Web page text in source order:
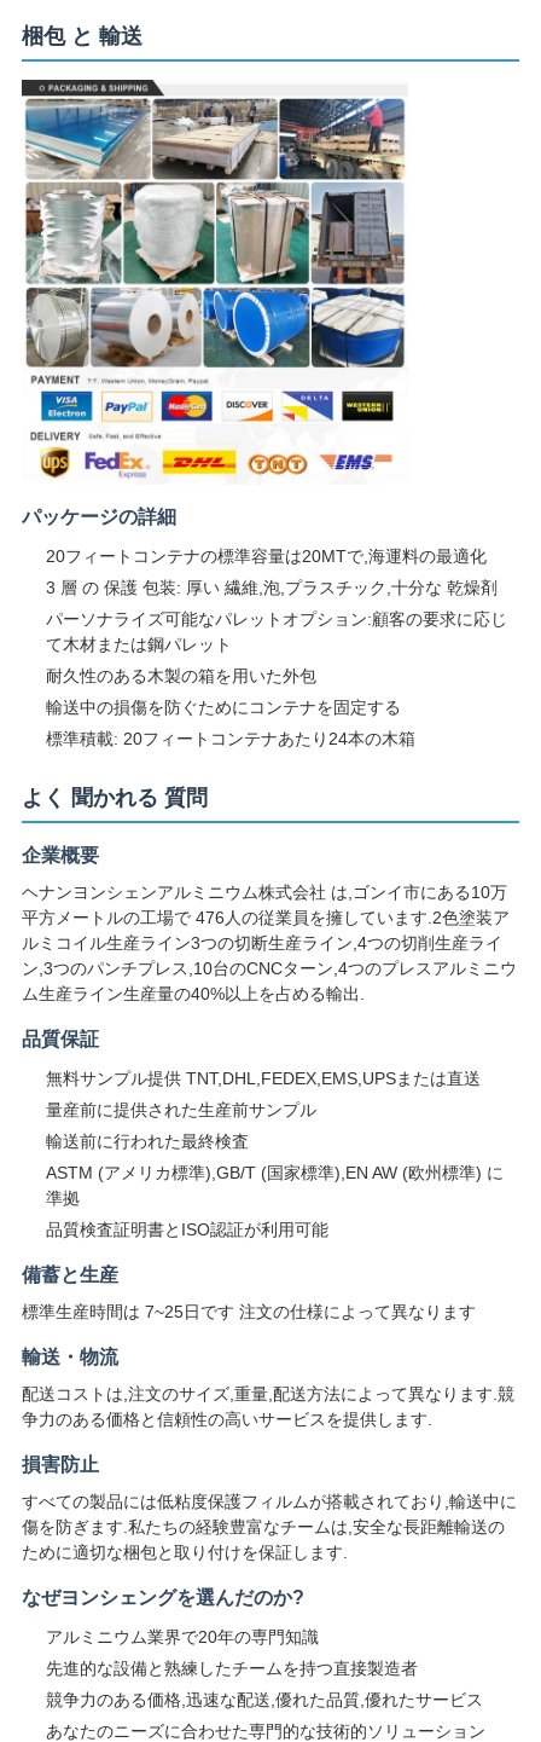
梱包 と 輸送
パッケージの詳細
20フィートコンテナの標準容量は20MTで,海運料の最適化
3 層 の 保護 包装: 厚い 繊維,泡,プラスチック,十分な 乾燥剤
パーソナライズ可能なパレットオプション:顧客の要求に応じ
て木材または鋼パレット
耐久性のある木製の箱を用いた外包
輸送中の損傷を防ぐためにコンテナを固定する
標準積載: 20フィートコンテナあたり24本の木箱
よく 聞かれる 質問
企業概要
ヘナンヨンシェンアルミニウム株式会社 は,ゴンイ市にある10万
平方メートルの工場で 476人の従業員を擁しています.2色塗装ア
ルミコイル生産ライン3つの切断生産ライン,4つの切削生産ライ
ン,3つのパンチプレス,10台のCNCターン,4つのプレスアルミニウ
ム生産ライン生産量の40%以上を占める輸出.
品質保証
無料サンプル提供 TNT,DHL,FEDEX,EMS,UPSまたは直送
量産前に提供された生産前サンプル
輸送前に行われた最終検査
ASTM (アメリカ標準),GB/T (国家標準),EN AW (欧州標準) に
準拠
品質検査証明書とISO認証が利用可能
備蓄と生産
標準生産時間は 7~25日です 注文の仕様によって異なります
輸送・物流
配送コストは,注文のサイズ,重量,配送方法によって異なります.競
争力のある価格と信頼性の高いサービスを提供します.
損害防止
すべての製品には低粘度保護フィルムが搭載されており,輸送中に
傷を防ぎます.私たちの経験豊富なチームは,安全な長距離輸送の
ために適切な梱包と取り付けを保証します.
なぜヨンシェングを選んだのか?
アルミニウム業界で20年の専門知識
先進的な設備と熟練したチームを持つ直接製造者
競争力のある価格,迅速な配送,優れた品質,優れたサービス
あなたのニーズに合わせた専門的な技術的ソリューション